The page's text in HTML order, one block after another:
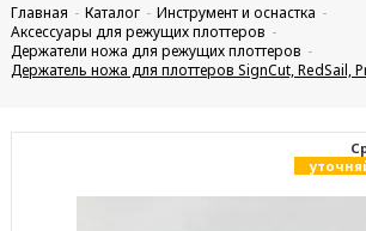
Главная Каталог
Инструмент и оснастка
Аксессуары для режущих плоттеров
Держатели ножа для режущих плоттеров
Держатель ножа для плоттеров SignCut, RedSail,